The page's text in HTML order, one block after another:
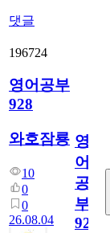
댓글
196724
영어공부
928
와호잠룡
10
0
0
26.08.04
영
어
공
부
928